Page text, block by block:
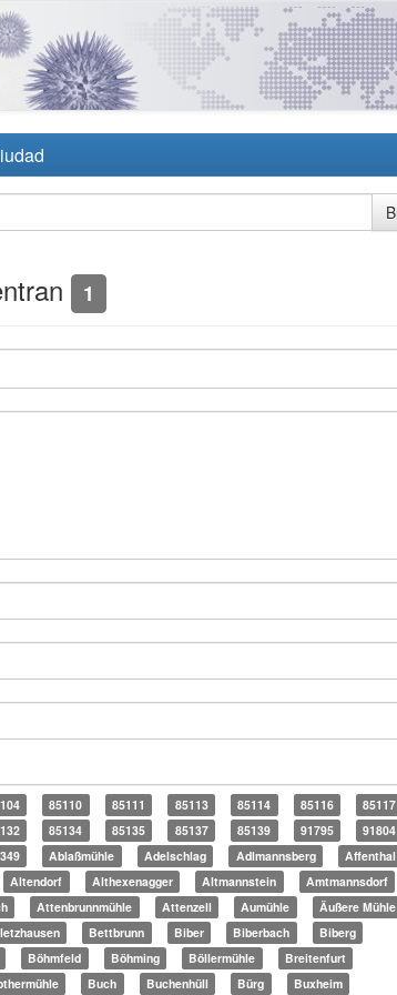
1
85110 85111 85113 85114 85116
85117
85134 85135 85137 85139 91795
91804
Ablaßmühle Adelschlag Adlmannsberg
Affenthal
Altendorf Althexenagger Altmannstein
Amtmannsdorf
Attenbrunnmühle Attenzell Aumühle
Äußere Mühle
Bettbrunn Biber Biberbach
Biberg
Böhmfeld Böhming Böllermühle
Breitenfurt
Buch Buchenhüll Bürg Buxheim